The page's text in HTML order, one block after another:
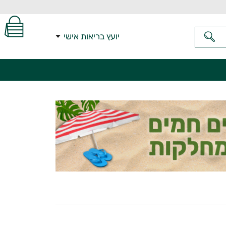
יועץ בריאות אישי